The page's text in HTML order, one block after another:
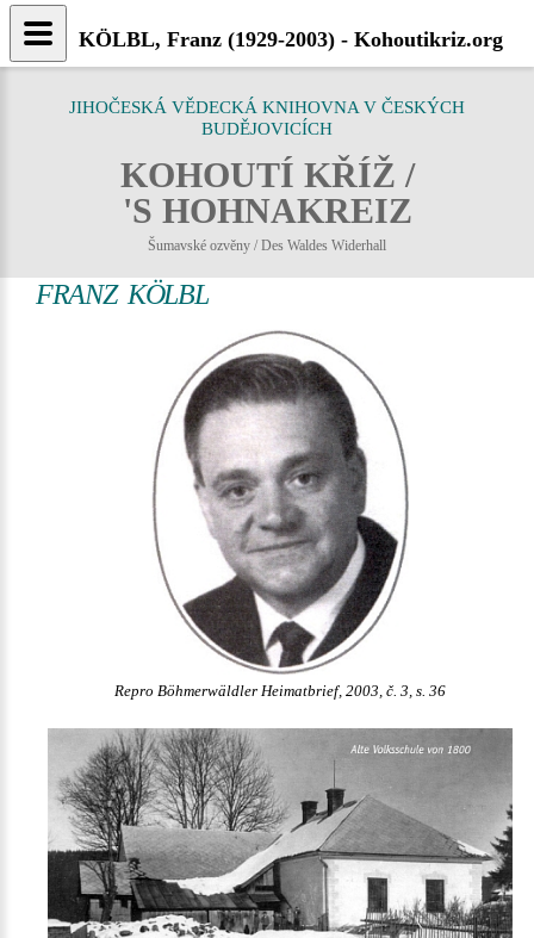
JIHOČESKÁ VĚDECKÁ KNIHOVNA V ČESKÝCH
BUDĚJOVICÍCH
KOHOUTÍ KŘÍŽ /
'S HOHNAKREIZ
Šumavské ozvěny / Des Waldes Widerhall
FRANZ KÖLBL
Repro Böhmerwäldler Heimatbrief, 2003, č. 3, s. 36
KÖLBL, Franz (1929-2003) - Kohoutikriz.org